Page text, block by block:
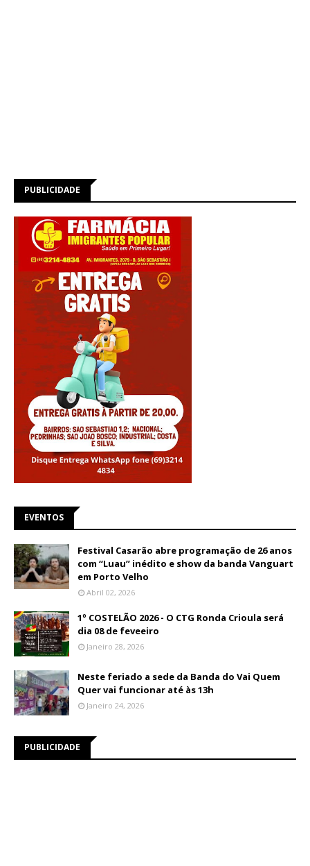
PUBLICIDADE
EVENTOS
Festival Casarão abre programação de 26 anos
com “Luau” inédito e show da banda Vanguart
em Porto Velho
Abril 02, 2026
1º COSTELÃO 2026 - O CTG Ronda Crioula será
dia 08 de feveeiro
Janeiro 28, 2026
Neste feriado a sede da Banda do Vai Quem
Quer vai funcionar até às 13h
Janeiro 24, 2026
PUBLICIDADE